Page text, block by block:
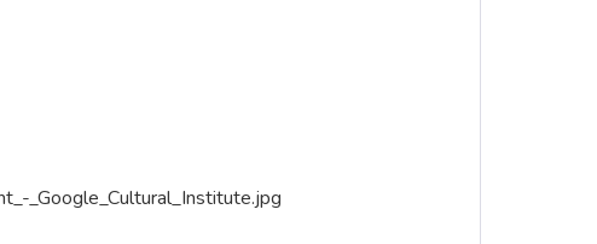
_Google_Cultural_Institute.jpg